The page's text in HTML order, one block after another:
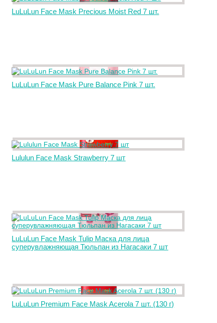
LuLuLun Face Mask Precious Moist Red 7 шт.
LuLuLun Face Mask Pure Balance Pink 7 шт.
Lululun Face Mask Strawberry 7 шт
LuLuLun Face Mask Tulip Маска для лица
суперувлажняющая Тюльпан из Нагасаки 7 шт
LuLuLun Premium Face Mask Acerola 7 шт. (130 г)